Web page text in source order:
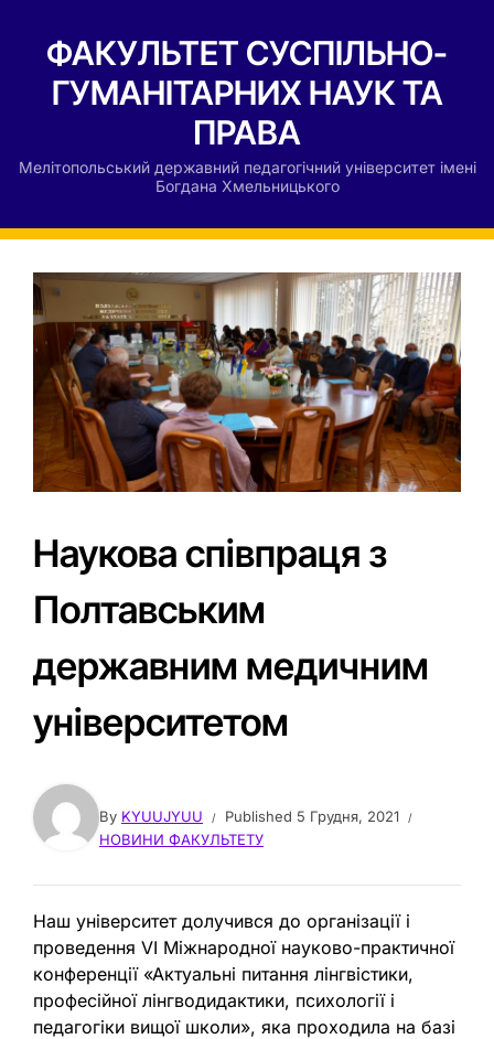
ФАКУЛЬТЕТ СУСПІЛЬНО-
ГУМАНІТАРНИХ НАУК ТА
ПРАВА
Мелітопольський державний педагогічний університет імені
Богдана Хмельницького
Наукова співпраця з
Полтавським
державним медичним
університетом
By KYUUJYUU Published 5 Грудня, 2021
НОВИНИ ФАКУЛЬТЕТУ
Наш університет долучився до організації і
проведення VI Міжнародної науково-практичної
конференції «Актуальні питання лінгвістики,
професійної лінгводидактики, психології і
педагогіки вищої школи», яка проходила на базі